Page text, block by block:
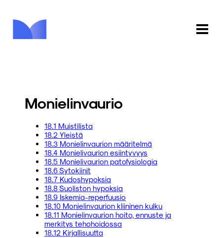
Monielinvaurio
18.1 Muistilista
18.2 Yleistä
18.3 Monielinvaurion määritelmä
18.4 Monielivaurion esiintyvyys
18.5 Monielivaurion patofysiologia
18.6 Sytokiinit
18.7 Kudoshypoksia
18.8 Suoliston hypoksia
18.9 Iskemia-reperfuusio
18.10 Monielinvaurion kliininen kulku
18.11 Monielinvaurion hoito, ennuste ja
merkitys tehohoidossa
18.12 Kirjallisuutta